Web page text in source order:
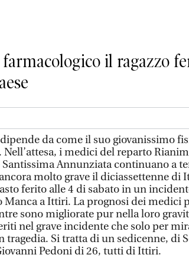
il ragazzo
da come il suo giovanissimo
Nell’attesa, i medici del reparto
Santissima Annunziata continuano a
molto grave il diciassettenne di
ferito alle 4 di sabato in un
a Ittiri. La prognosi dei medici
sono migliorate pur nella loro
nel grave incidente che solo per
tragedia. Si tratta di un sedicenne, di
Pedoni di 26, tutti di Ittiri.